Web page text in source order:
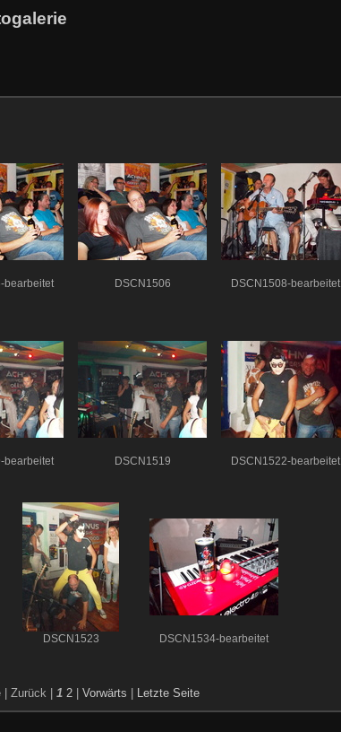
bearbeitet DSCN1506 DSCN1508-bearbeitet
bearbeitet DSCN1519 DSCN1522-bearbeitet
DSCN1523 DSCN1534-bearbeitet
Zurück | 1 2 Vorwärts Letzte Seite